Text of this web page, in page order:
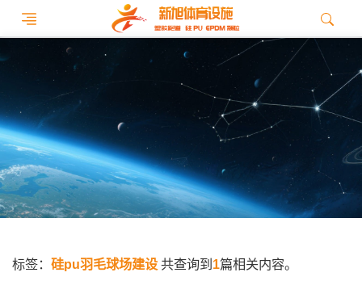
标签： 硅pu羽毛球场建设 共查询到 1篇相关内容。